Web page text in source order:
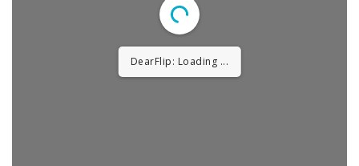
DearFlip: Loading ...